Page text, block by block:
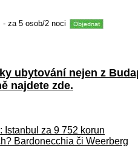
- za 5 osob/2 noci
ubytování nejen z
najdete zde.
Istanbul za 9 752 korun
Bardonecchia či Weerberg